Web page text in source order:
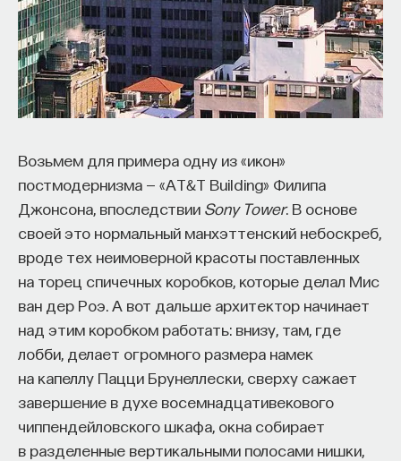
Возьмем для примера одну из «икон»
постмодернизма — «AT&T Building» Филипа
Джонсона, впоследствии Sony Tower. В основе
своей это нормальный манхэттенский небоскреб,
вроде тех неимоверной красоты поставленных
на торец спичечных коробков, которые делал Мис
ван дер Роэ. А вот дальше архитектор начинает
над этим коробком работать: внизу, там, где
лобби, делает огромного размера намек
на капеллу Пацци Брунеллески, сверху сажает
завершение в духе восемнадцативекового
чиппендейловского шкафа, окна собирает
в разделенные вертикальными полосами нишки,
Внеси свой вклад в дело
просвещения!
ПОДДЕРЖАТЬ ПОСТНАУКУ